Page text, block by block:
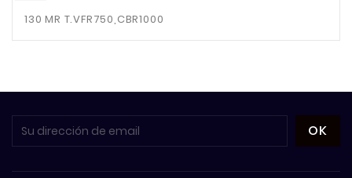
130 MR T.VFR750,CBR1000